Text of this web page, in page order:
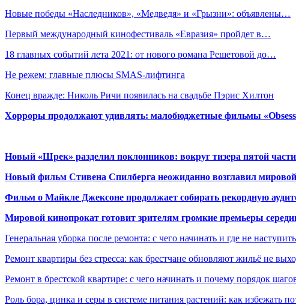
Новые победы «Наследников», «Медведя» и «Грызни»: объявлены…
Первый международный кинофестиваль «Евразия» пройдет в…
18 главных событий лета 2021: от нового романа Решетовой до…
Не режем: главные плюсы SMAS-лифтинга
Конец вражде: Николь Ричи появилась на свадьбе Пэрис Хилтон
Хорроры продолжают удивлять: малобюджетные фильмы
Новый «Шрек» разделил поклонников: вокруг тизера пятой
Новый фильм Стивена Спилберга неожиданно возглавил
Фильм о Майкле Джексоне продолжает собирать рекордную
Мировой кинопрокат готовит зрителям громкие премьеры
Генеральная уборка после ремонта: с чего начинать и где не
Ремонт квартиры без стресса: как брестчане обновляют жильё не
Ремонт в брестской квартире: с чего начинать и почему порядок
Роль бора, цинка и серы в системе питания растений: как избежать